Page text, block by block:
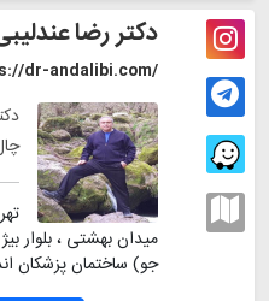
دکتر رضا
dr-andalibi.com/
جو) ساختمان پزشکان